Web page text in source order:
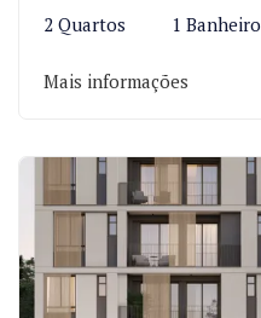
2 Quartos 1 Banheiro
Mais informações